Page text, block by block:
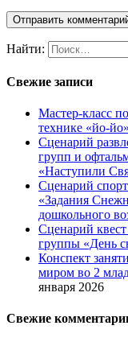
Найти:
Свежие записи
Мастер-класс
технике «йо-йо»
Сценарий
групп и
«Наступили
Сценарий
«Задания
дошкольного
Сценарий
группы «День
Конспект
миром во 2
января 2026
Свежие